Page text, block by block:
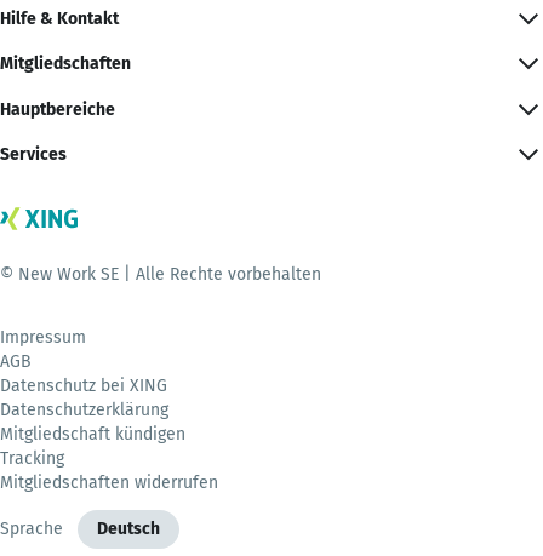
Hilfe & Kontakt
Mitgliedschaften
Hauptbereiche
Services
© New Work SE | Alle Rechte vorbehalten
Impressum
AGB
Datenschutz bei XING
Datenschutzerklärung
Mitgliedschaft kündigen
Tracking
Mitgliedschaften widerrufen
Sprache Deutsch